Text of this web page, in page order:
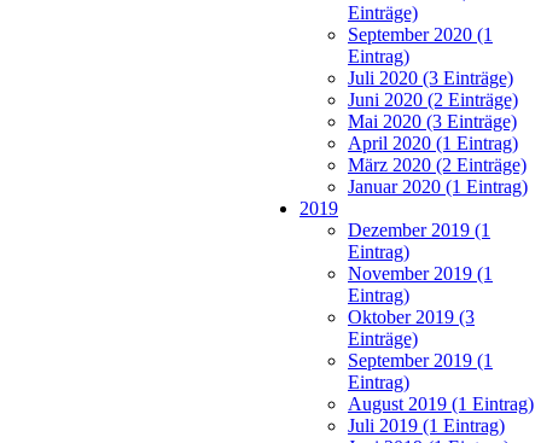
Einträge)
September 2020 (1
Eintrag)
Juli 2020 (3 Einträge)
Juni 2020 (2 Einträge)
Mai 2020 (3 Einträge)
April 2020 (1 Eintrag)
März 2020 (2 Einträge)
Januar 2020 (1 Eintrag)
2019
Dezember 2019 (1
Eintrag)
November 2019 (1
Eintrag)
Oktober 2019 (3
Einträge)
September 2019 (1
Eintrag)
August 2019 (1 Eintrag)
Juli 2019 (1 Eintrag)